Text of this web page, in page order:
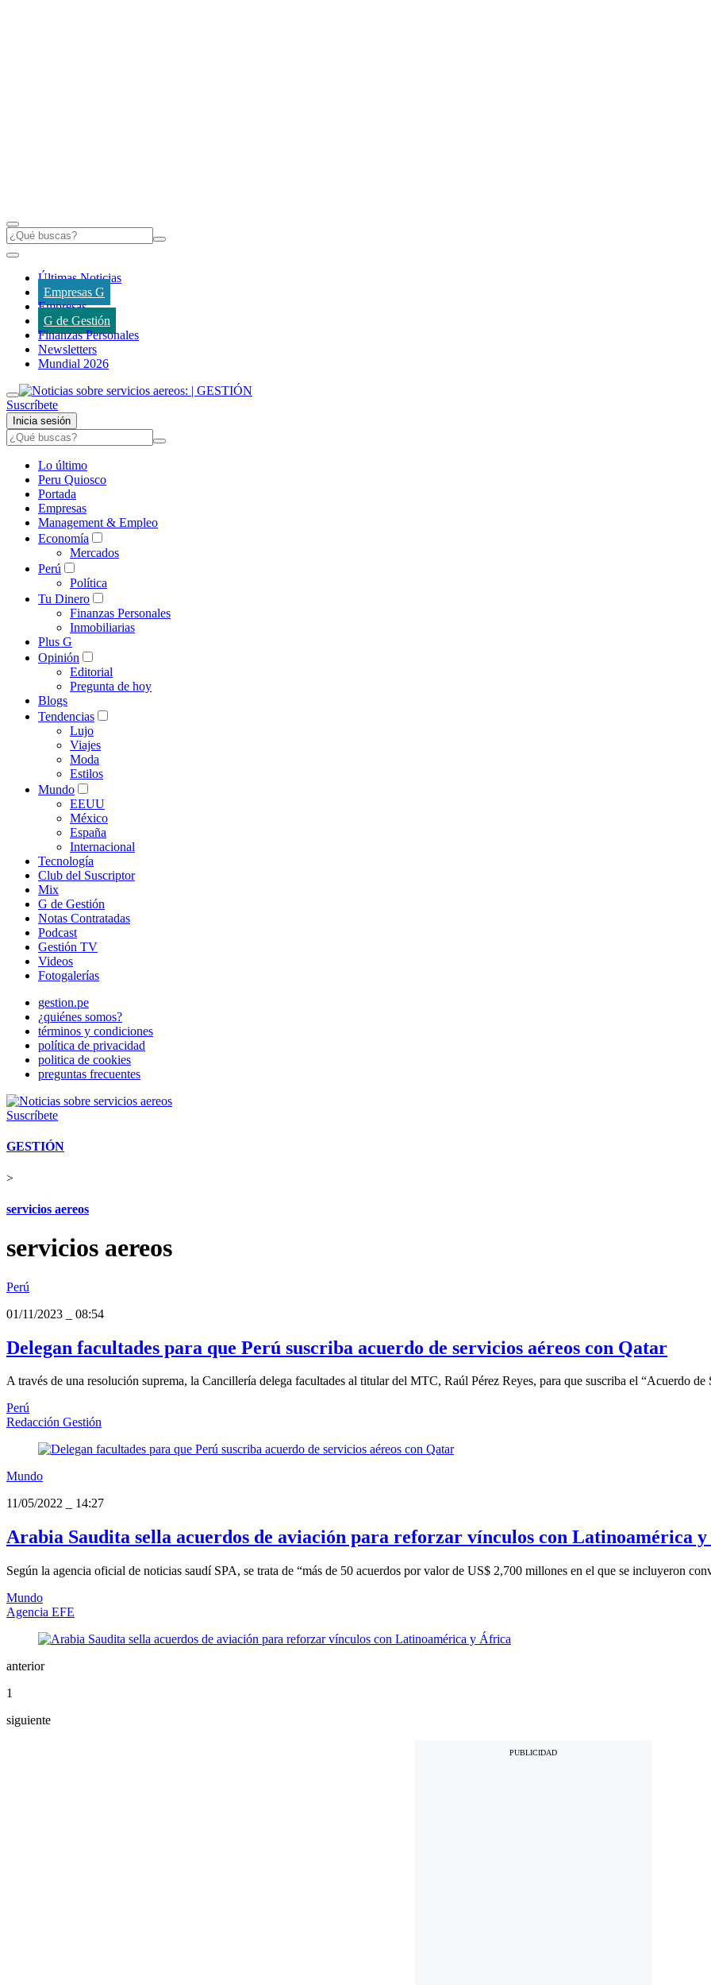
Últimas Noticias
Empresas G
Empresas
G de Gestión
Finanzas Personales
Newsletters
Mundial 2026
Suscríbete
Inicia sesión
Lo último
Peru Quiosco
Portada
Empresas
Management & Empleo
Economía
Mercados
Perú
Política
Tu Dinero
Finanzas Personales
Inmobiliarias
Plus G
Opinión
Editorial
Pregunta de hoy
Blogs
Tendencias
Lujo
Viajes
Moda
Estilos
Mundo
EEUU
México
España
Internacional
Tecnología
Club del Suscriptor
Mix
G de Gestión
Notas Contratadas
Podcast
Gestión TV
Videos
Fotogalerías
gestion.pe
¿quiénes somos?
términos y condiciones
política de privacidad
politica de cookies
preguntas frecuentes
Suscríbete
GESTIÓN
>
servicios aereos
servicios aereos
Perú
01/11/2023
08:54
Delegan facultades para que Perú suscriba acuerdo de servicios aéreos con Qatar
A través de una resolución suprema, la Cancillería delega facultades al titular del MTC, Raúl Pérez Reyes, para que suscriba el “Acuerdo de
Perú
Redacción Gestión
Mundo
11/05/2022
14:27
Arabia Saudita sella acuerdos de aviación para reforzar vínculos con Latinoamérica
Según la agencia oficial de noticias saudí SPA, se trata de “más de 50 acuerdos por valor de US$ 2,700 millones en el que se incluyeron
Mundo
Agencia EFE
anterior
1
siguiente